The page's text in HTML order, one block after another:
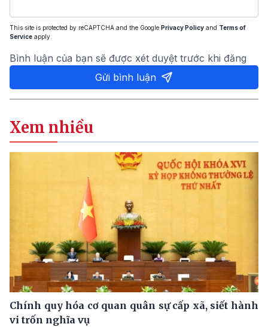
This site is protected by reCAPTCHA and the Google Privacy Policy and Terms of
Service apply.
Bình luận của bạn sẽ được xét duyệt trước khi đăng
Gửi bình luận
Xem nhiều
Chính quy hóa cơ quan quân sự cấp xã, siết hành
vi trốn nghĩa vụ